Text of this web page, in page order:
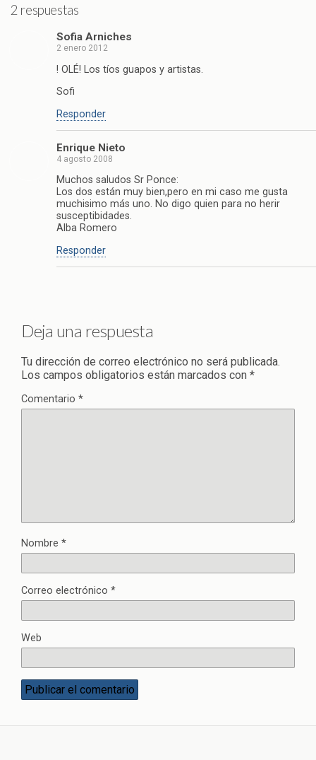
2 respuestas
Sofia Arniches
2 enero 2012
! OLÉ! Los tíos guapos y artistas.
Sofi
Responder
Enrique Nieto
4 agosto 2008
Muchos saludos Sr Ponce:
Los dos están muy bien,pero en mi caso me gusta
muchisimo más uno. No digo quien para no herir
susceptibidades.
Alba Romero
Responder
Deja una respuesta
Tu dirección de correo electrónico no será publicada.
Los campos obligatorios están marcados con *
Comentario *
Nombre *
Correo electrónico *
Web